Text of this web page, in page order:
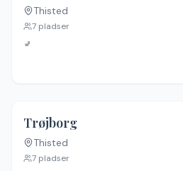
Thisted
7 pladser
🚽
Trøjborg
Thisted
7 pladser